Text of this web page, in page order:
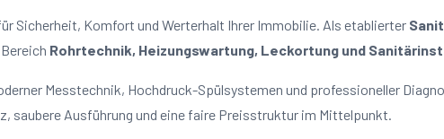
Sicherheit, Komfort und Werterhalt Ihrer Immobilie. Als etablierter
Rohrtechnik, Heizungswartung, Leckortung und
Messtechnik, Hochdruck-Spülsystemen und professioneller
saubere Ausführung und eine faire Preisstruktur im Mittelpunkt.